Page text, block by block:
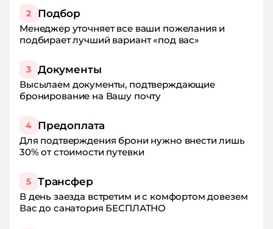
2 Подбор
Менеджер уточняет все ваши пожелания и
подбирает лучший вариант «под вас»
3 Документы
Высылаем документы, подтверждающие
бронирование на Вашу почту
4 Предоплата
Для подтверждения брони нужно внести лишь
30% от стоимости путевки
5 Трансфер
В день заезда встретим и с комфортом довезем
Вас до санатория БЕСПЛАТНО